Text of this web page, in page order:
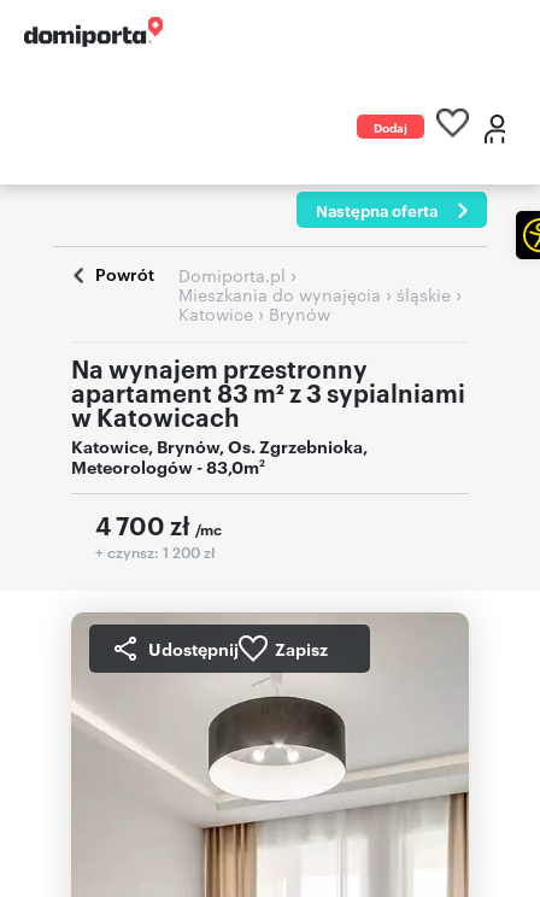
Dodaj
Następna oferta
Powrót Domiporta.pl ›
Mieszkania do wynajęcia › śląskie ›
Katowice › Brynów
Na wynajem przestronny
apartament 83 m² z 3 sypialniami
w Katowicach
Katowice, Brynów,Os. Zgrzebnioka,
Meteorologów- 83,0m2
4 700 zł /mc
+ czynsz: 1 200 zł
Udostępnij Zapisz